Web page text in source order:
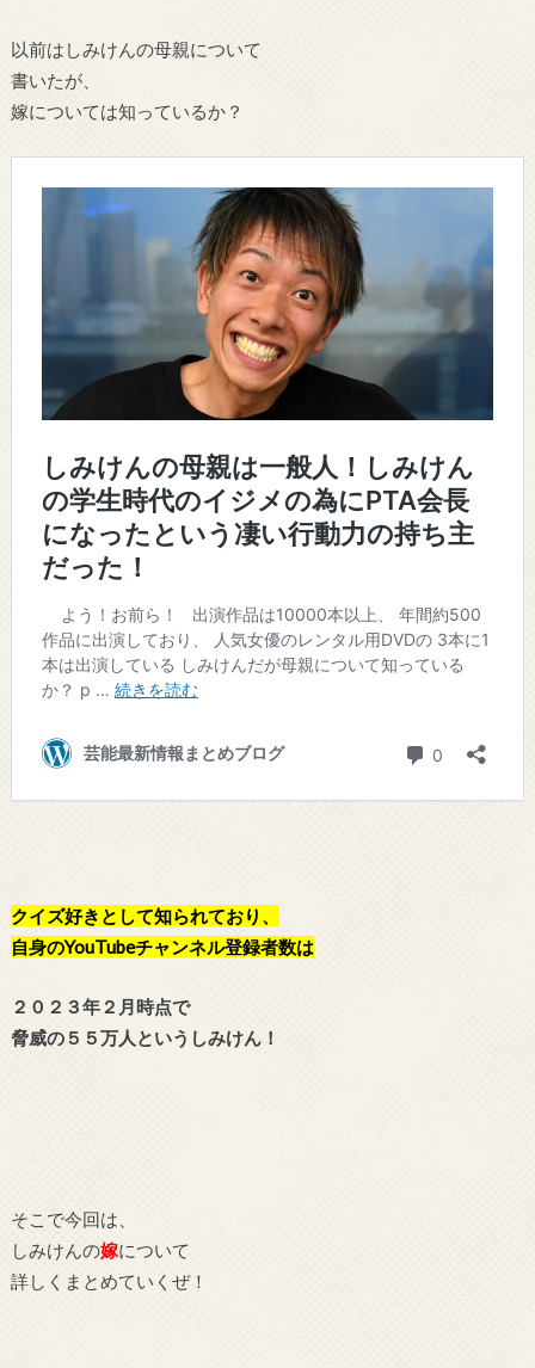
以前はしみけんの母親について
書いたが、
嫁については知っているか？
クイズ好きとして知られており、
自身のYouTubeチャンネル登録者数は
２０２３年２月時点で
脅威の５５万人というしみけん！
そこで今回は、
しみけんの嫁について
詳しくまとめていくぜ！